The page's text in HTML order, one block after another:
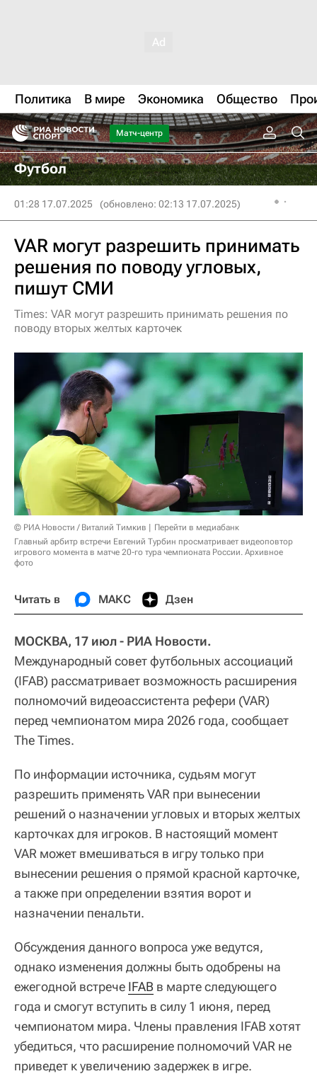
Политика В мире Экономика Общество
Матч-центр
Футбол
01:28 17.07.2025 (обновлено: 02:13 17.07.2025)
VAR могут разрешить принимать
решения по поводу угловых,
пишут СМИ
Times: VAR могут разрешить принимать решения по
поводу вторых желтых карточек
© РИА Новости / Виталий Тимкив
Перейти в медиабанк
Главный арбитр встречи Евгений Турбин просматривает видеоповтор
игрового момента в матче 20-го тура чемпионата России. Архивное
фото
Читать в МАКС Дзен
МОСКВА, 17 июл - РИА Новости.
Международный совет футбольных ассоциаций
(IFAB) рассматривает возможность расширения
полномочий видеоассистента рефери (VAR)
перед чемпионатом мира 2026 года, сообщает
The Times.
По информации источника, судьям могут
разрешить применять VAR при вынесении
решений о назначении угловых и вторых желтых
карточках для игроков. В настоящий момент
VAR может вмешиваться в игру только при
вынесении решения о прямой красной карточке,
а также при определении взятия ворот и
назначении пенальти.
Обсуждения данного вопроса уже ведутся,
однако изменения должны быть одобрены на
ежегодной встрече IFAB в марте следующего
года и смогут вступить в силу 1 июня, перед
чемпионатом мира. Члены правления IFAB хотят
убедиться, что расширение полномочий VAR не
приведет к увеличению задержек в игре.